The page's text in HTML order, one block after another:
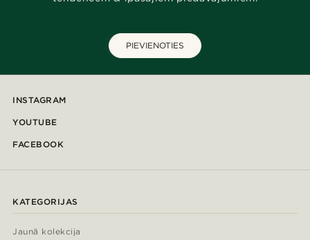
PIEVIENOTIES
INSTAGRAM
YOUTUBE
FACEBOOK
KATEGORIJAS
Jaunā kolekcija